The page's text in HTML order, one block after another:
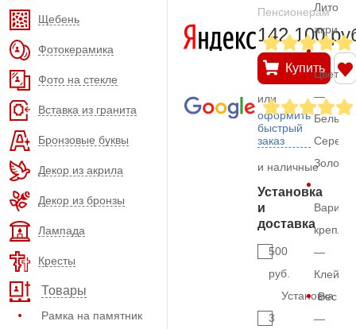
Щебень
Фотокерамика
Фото на стекле
Вставка из гранита
Бронзовые буквы
Декор из акрила
Декор из бронзы
Лампада
Кресты
Товары
Рамка на памятник
Пенсионерам
142.100
Купить
или
оформить
быстрый
заказ
и наличные
Установка
и
доставка
500
руб.
Установка
3
Литой
акрил
Цвет
—
Белый,
Золото
—
Клей
Вес
—